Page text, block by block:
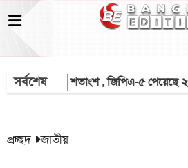
সর্বশেষ৩৫ শতাংশ , জিপিএ-৫ পেয়েছে ২৭৭৮
প্রচ্ছদ জাতীয়